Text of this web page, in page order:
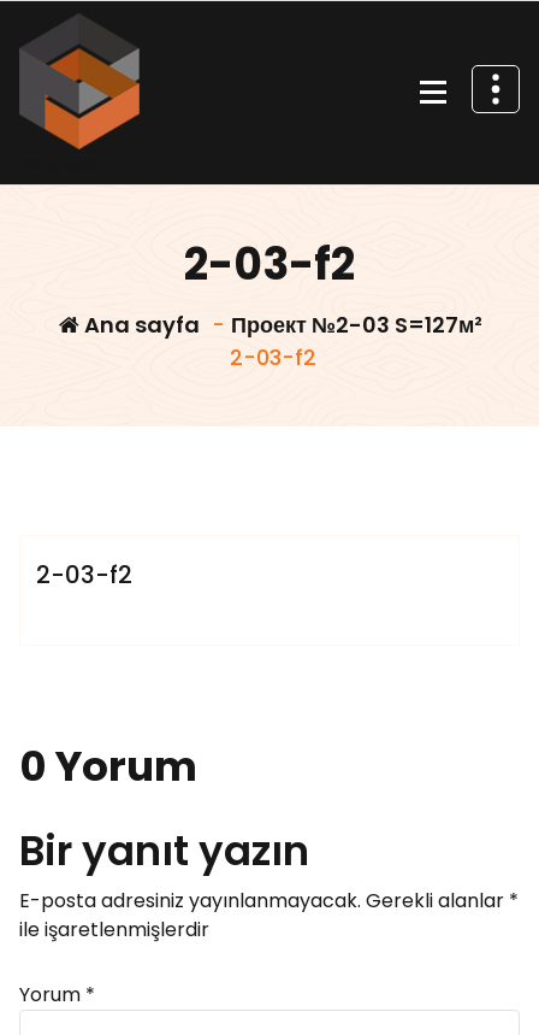
geç
2-03-f2
Ana sayfa - Проект №2-03 S=127м²
2-03-f2
2-03-f2
0 Yorum
Bir yanıt yazın
E-posta adresiniz yayınlanmayacak. Gerekli alanlar *
ile işaretlenmişlerdir
Yorum *